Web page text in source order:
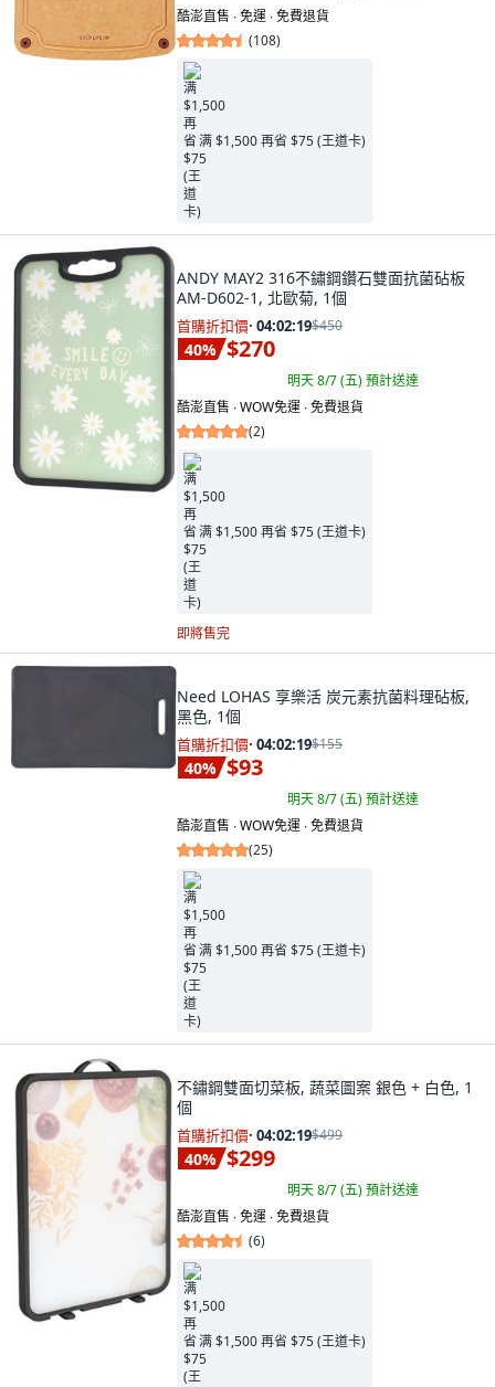
酷澎直售 ∙ 免運 ∙ 免費退貨
(108)
满 $1,500 再省 $75 (王道卡)
ANDY MAY2 316不鏽鋼鑽石雙面抗菌砧板
AM-D602-1, 北歐菊, 1個
首購折扣價· 04:02:18$450
40% $270
明天 8/7 (五)預計送達
酷澎直售 ∙ WOW免運 ∙ 免費退貨
(2)
满 $1,500 再省 $75 (王道卡)
即將售完
Need LOHAS 享樂活 炭元素抗菌料理砧板,
黑色, 1個
首購折扣價· 04:02:18$155
40% $93
明天 8/7 (五)預計送達
酷澎直售 ∙ WOW免運 ∙ 免費退貨
(25)
满 $1,500 再省 $75 (王道卡)
不鏽鋼雙面切菜板, 蔬菜圖案 銀色 + 白色, 1
個
首購折扣價· 04:02:18$499
40% $299
明天 8/7 (五)預計送達
酷澎直售 ∙ 免運 ∙ 免費退貨
(6)
满 $1,500 再省 $75 (王道卡)